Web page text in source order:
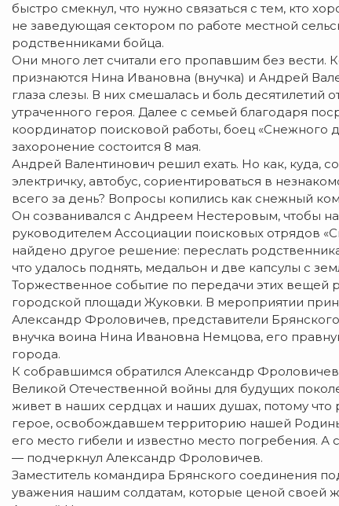
быстро смекнул, что нужно связаться с тем, кто
не заведующая сектором по работе местной
родственниками бойца.
Они много лет считали его пропавшим без вести.
признаются Нина Ивановна (внучка) и Андрей
глаза слезы. В них смешалась и боль десятилетий
утраченного героя. Далее с семьей благодаря
координатор поисковой работы, боец «Снежного
захоронение состоится 8 мая.
Андрей Валентинович решил ехать. Но как, куда,
электричку, автобус, сориентироваться в
всего за день? Вопросы копились как снежный
Он созванивался с Андреем Нестеровым, чтобы
руководителем Ассоциации поисковых отрядов
найдено другое решение: переслать
что удалось поднять, медальон и две капсулы с
Торжественное событие по передачи этих вещей
городской площади Жуковки. В мероприятии
Александр Фроловичев, представители
внучка воина Нина Ивановна Немцова, его
города.
К собравшимся обратился Александр
Великой Отечественной войны для будущих
живет в наших сердцах и наших душах, потому
герое, освобождавшем территорию нашей
его место гибели и известно место погребения. А
— подчеркнул Александр Фроловичев.
Заместитель командира Брянского соединения
уважения нашим солдатам, которые ценой своей